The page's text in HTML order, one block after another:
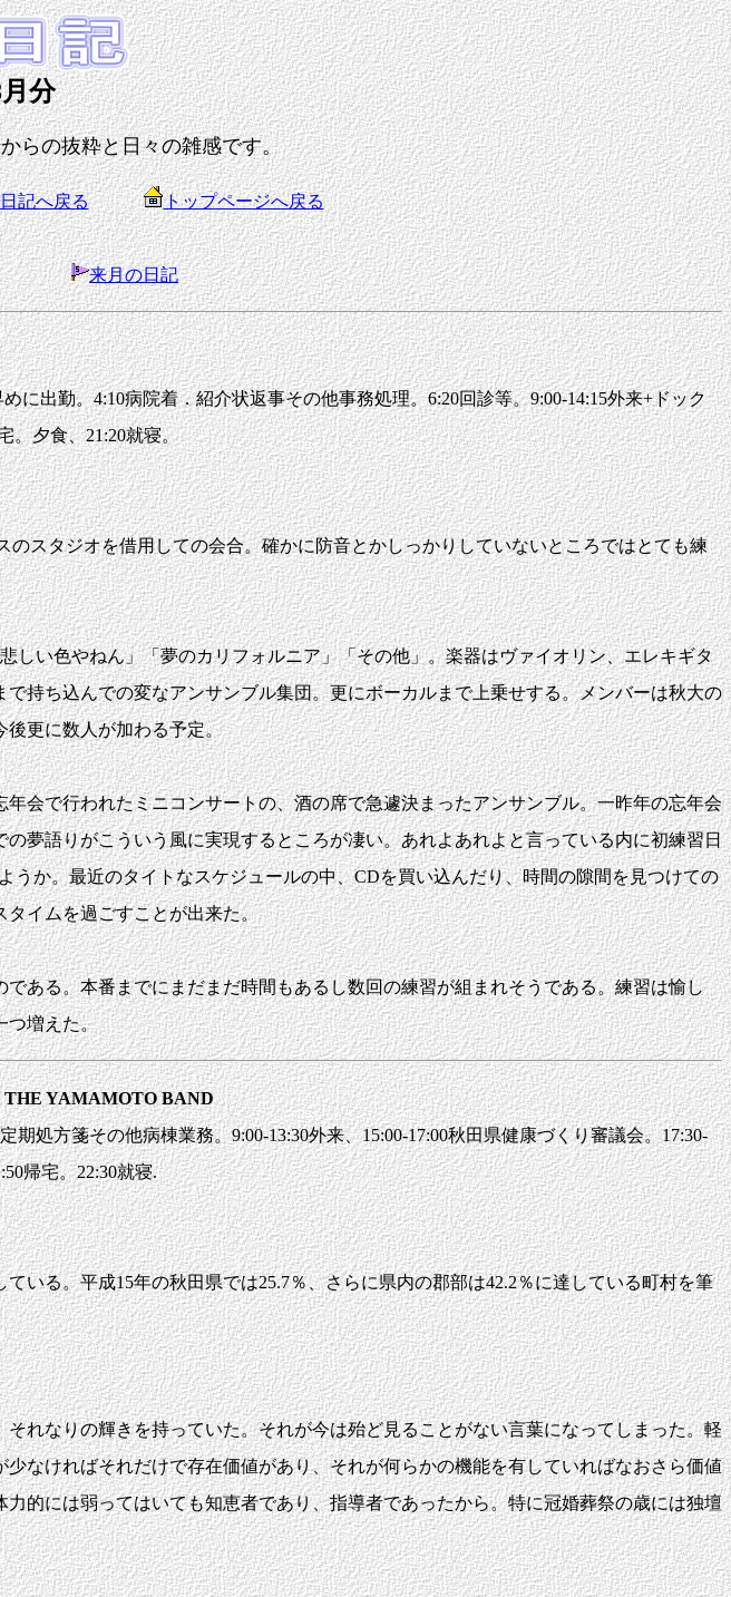
分
らの抜粋と日々の雑感です。
記へ戻る トップページへ戻る
来月の日記
出勤。4:10病院着．紹介状返事その他事務処理。6:20回診等。9:00-14:15外来+ドック
。夕食、21:20就寝。
スタジオを借用しての会合。確かに防音とかしっかりしていないところではとても練
い色やねん」「夢のカリフォルニア」「その他」。楽器はヴァイオリン、エレキギタ
持ち込んでの変なアンサンブル集団。更にボーカルまで上乗せする。メンバーは秋大の
後更に数人が加わる予定。
で行われたミニコンサートの、酒の席で急遽決まったアンサンブル。一昨年の忘年会
夢語りがこういう風に実現するところが凄い。あれよあれよと言っている内に初練習日
か。最近のタイトなスケジュールの中、CDを買い込んだり、時間の隙間を見つけての
タイムを過ごすことが出来た。
る。本番までにまだまだ時間もあるし数回の練習が組まれそうである。練習は愉し
つ増えた。
THE YAMAMOTO BAND
処方箋その他病棟業務。9:00-13:30外来、15:00-17:00秋田県健康づくり審議会。17:30-
帰宅。22:30就寝.
る。平成15年の秋田県では25.7％、さらに県内の郡部は42.2％に達している町村を筆
なりの輝きを持っていた。それが今は殆ど見ることがない言葉になってしまった。軽
なければそれだけで存在価値があり、それが何らかの機能を有していればなおさら価値
的には弱ってはいても知恵者であり、指導者であったから。特に冠婚葬祭の歳には独壇